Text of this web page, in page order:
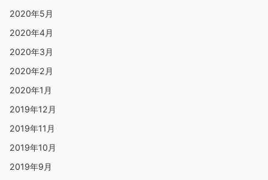
2020年5月
2020年4月
2020年3月
2020年2月
2020年1月
2019年12月
2019年11月
2019年10月
2019年9月